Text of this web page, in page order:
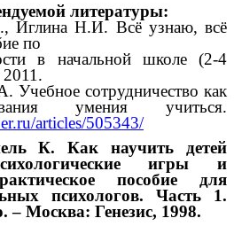
литературы:
Иглина Н.И. Всё узнаю, всё
по
в начальной школе (2-4
сотрудничество как
умения учиться.
articles/505343/
научить детей
игры и
пособие для
психологов. Часть 1.
– Москва: Генезис, 1998.